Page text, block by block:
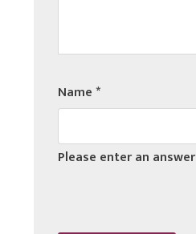
Name*
Please enter an